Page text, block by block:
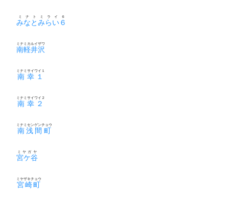
みなとみらい６
ミナトミライ６
南軽井沢
ミナミカルイザワ
南幸１
ミナミサイワイ１
南幸２
ミナミサイワイ２
南浅間町
ミナミセンゲンチョウ
宮ケ谷
ミヤガヤ
宮崎町
ミヤザキチョウ